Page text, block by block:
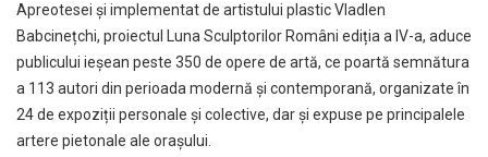
Apreotesei și implementat de artistului plastic Vladlen
Babcinețchi, proiectul Luna Sculptorilor Români ediția a IV-a, aduce
publicului ieșean peste 350 de opere de artă, ce poartă semnătura
a 113 autori din perioada modernă și contemporană, organizate în
24 de expoziții personale și colective, dar și expuse pe principalele
artere pietonale ale orașului.